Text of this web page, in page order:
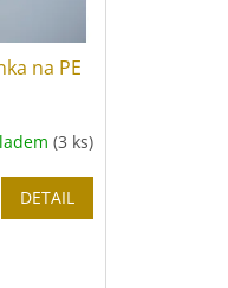
na PE
(3 ks)
DETAIL